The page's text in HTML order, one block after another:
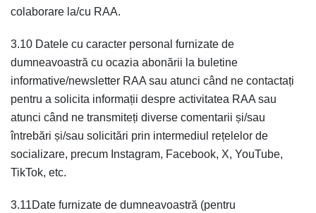
colaborare la/cu RAA.
3.10 Datele cu caracter personal furnizate de
dumneavoastră cu ocazia abonării la buletine
informative/newsletter RAA sau atunci când ne contactați
pentru a solicita informații despre activitatea RAA sau
atunci când ne transmiteți diverse comentarii și/sau
întrebări și/sau solicitări prin intermediul rețelelor de
socializare, precum Instagram, Facebook, X, YouTube,
TikTok, etc.
3.11Date furnizate de dumneavoastră (pentru